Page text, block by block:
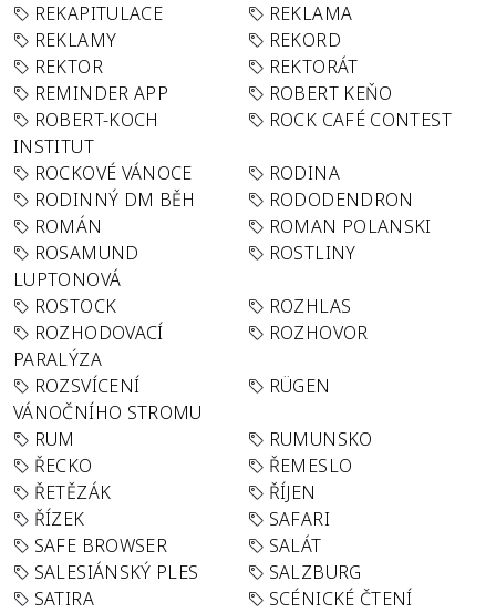
REKAPITULACE
REKLAMA
REKLAMY
REKORD
REKTOR
REKTORÁT
REMINDER APP
ROBERT KEŇO
ROBERT-KOCH
INSTITUT
ROCK CAFÉ CONTEST
ROCKOVÉ VÁNOCE
RODINA
RODINNÝ DM BĚH
RODODENDRON
ROMÁN
ROMAN POLANSKI
ROSAMUND
LUPTONOVÁ
ROSTLINY
ROSTOCK
ROZHLAS
ROZHODOVACÍ
PARALÝZA
ROZHOVOR
ROZSVÍCENÍ
VÁNOČNÍHO STROMU
RÜGEN
RUM
RUMUNSKO
ŘECKO
ŘEMESLO
ŘETĚZÁK
ŘÍJEN
ŘÍZEK
SAFARI
SAFE BROWSER
SALÁT
SALESIÁNSKÝ PLES
SALZBURG
SATIRA
SCÉNICKÉ ČTENÍ